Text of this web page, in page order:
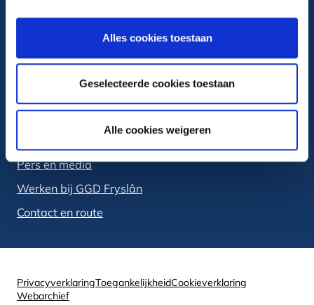
Alles cookies toestaan
Geselecteerde cookies toestaan
Alle cookies weigeren
Veelbezocht
Pers en media
Werken bij GGD Fryslân
Contact en route
PrivacyverklaringToegankelijkheidCookieverklaring
Webarchief